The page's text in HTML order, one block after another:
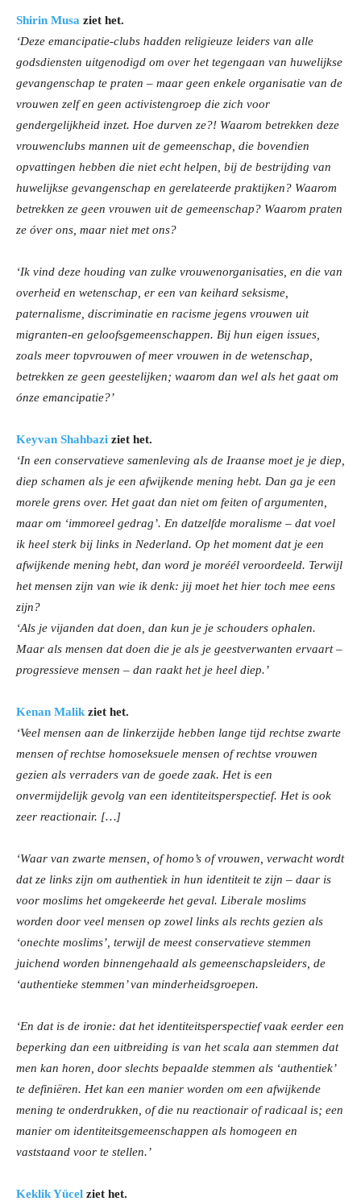
Shirin Musa ziet het.
‘Deze emancipatie-clubs hadden religieuze leiders van alle
godsdiensten uitgenodigd om over het tegengaan van huwelijkse
gevangenschap te praten – maar geen enkele organisatie van de
vrouwen zelf en geen activistengroep die zich voor
gendergelijkheid inzet. Hoe durven ze?! Waarom betrekken deze
vrouwenclubs mannen uit de gemeenschap, die bovendien
opvattingen hebben die niet echt helpen, bij de bestrijding van
huwelijkse gevangenschap en gerelateerde praktijken? Waarom
betrekken ze geen vrouwen uit de gemeenschap? Waarom praten
ze óver ons, maar niet met ons?
‘Ik vind deze houding van zulke vrouwenorganisaties, en die van
overheid en wetenschap, er een van keihard seksisme,
paternalisme, discriminatie en racisme jegens vrouwen uit
migranten-en geloofsgemeenschappen. Bij hun eigen issues,
zoals meer topvrouwen of meer vrouwen in de wetenschap,
betrekken ze geen geestelijken; waarom dan wel als het gaat om
ónze emancipatie?’
Keyvan Shahbazi ziet het.
‘In een conservatieve samenleving als de Iraanse moet je je diep,
diep schamen als je een afwijkende mening hebt. Dan ga je een
morele grens over. Het gaat dan niet om feiten of argumenten,
maar om ‘immoreel gedrag’. En datzelfde moralisme – dat voel
ik heel sterk bij links in Nederland. Op het moment dat je een
afwijkende mening hebt, dan word je moréél veroordeeld. Terwijl
het mensen zijn van wie ik denk: jij moet het hier toch mee eens
zijn?
‘Als je vijanden dat doen, dan kun je je schouders ophalen.
Maar als mensen dat doen die je als je geestverwanten ervaart –
progressieve mensen – dan raakt het je heel diep.’
Kenan Malik ziet het.
‘Veel mensen aan de linkerzijde hebben lange tijd rechtse zwarte
mensen of rechtse homoseksuele mensen of rechtse vrouwen
gezien als verraders van de goede zaak. Het is een
onvermijdelijk gevolg van een identiteitsperspectief. Het is ook
zeer reactionair. […]
‘Waar van zwarte mensen, of homo’s of vrouwen, verwacht wordt
dat ze links zijn om authentiek in hun identiteit te zijn – daar is
voor moslims het omgekeerde het geval. Liberale moslims
worden door veel mensen op zowel links als rechts gezien als
‘onechte moslims’, terwijl de meest conservatieve stemmen
juichend worden binnengehaald als gemeenschapsleiders, de
‘authentieke stemmen’ van minderheidsgroepen.
‘En dat is de ironie: dat het identiteitsperspectief vaak eerder een
beperking dan een uitbreiding is van het scala aan stemmen dat
men kan horen, door slechts bepaalde stemmen als ‘authentiek’
te definiëren. Het kan een manier worden om een afwijkende
mening te onderdrukken, of die nu reactionair of radicaal is; een
manier om identiteitsgemeenschappen als homogeen en
vaststaand voor te stellen.’
Keklik Yücel ziet het.